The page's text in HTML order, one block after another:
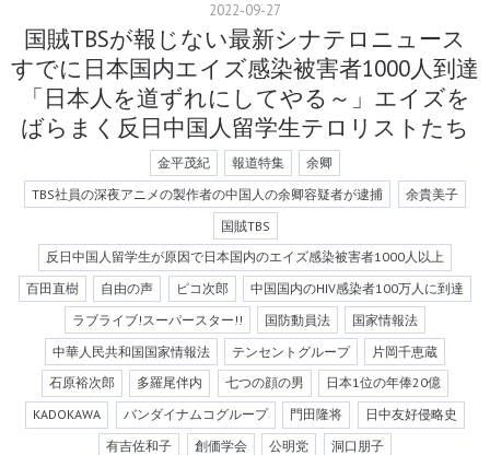
【映画残念物語】テレビが
無視する松竹時代劇映画の
巨匠たちの秘め蜜をつっつ
け
映画史上空前の大カップル
に大林宣彦介入 パイオニア
の貫いた敬愛と尊敬
上念司が伝えるTikTokはス
パイウェアアプリ完全同意
内から全中国企業排除せよ
『鉄道公安36号』黄金期超
豪華五監督と「東映まんが
まつり」『ゾンビランドサ
ガ』がつながる瞬間
日本人に魂を刻んだ100年
目 テレビドラマ歴代『紫頭
巾』登場 最初にまつわる
「鯉」の57歳から６１歳の
ナゾ 赤穂浪士老夫婦の「笑
って死のうぞ」
2022-09-27
国賊TBSが報じない最新シナテロニュース
すでに日本国内エイズ感染被害者1000人到達
「日本人を道ずれにしてやる～」エイズを
ばらまく反日中国人留学生テロリストたち
金平茂紀 報道特集
余卿
TBS社員の深夜アニメの製作者の中国人の余卿容疑者が逮捕
余貴美子
国賊TBS
反日中国人留学生が原因で日本国内のエイズ感染被害者1000人以上
百田直樹
自由の声 ピコ次郎
中国国内のHIV感染者100万人に到達
ラブライブ!スーパースター!!
国防動員法
国家情報法
中華人民共和国国家情報法
テンセントグループ
片岡千恵蔵
石原裕次郎
多羅尾伴内 七つの顔の男
日本1位の年俸20億
KADOKAWA
バンダイナムコグループ 門田隆将
日中友好侵略史
有吉佐和子
創価学会 公明党 洞口朋子